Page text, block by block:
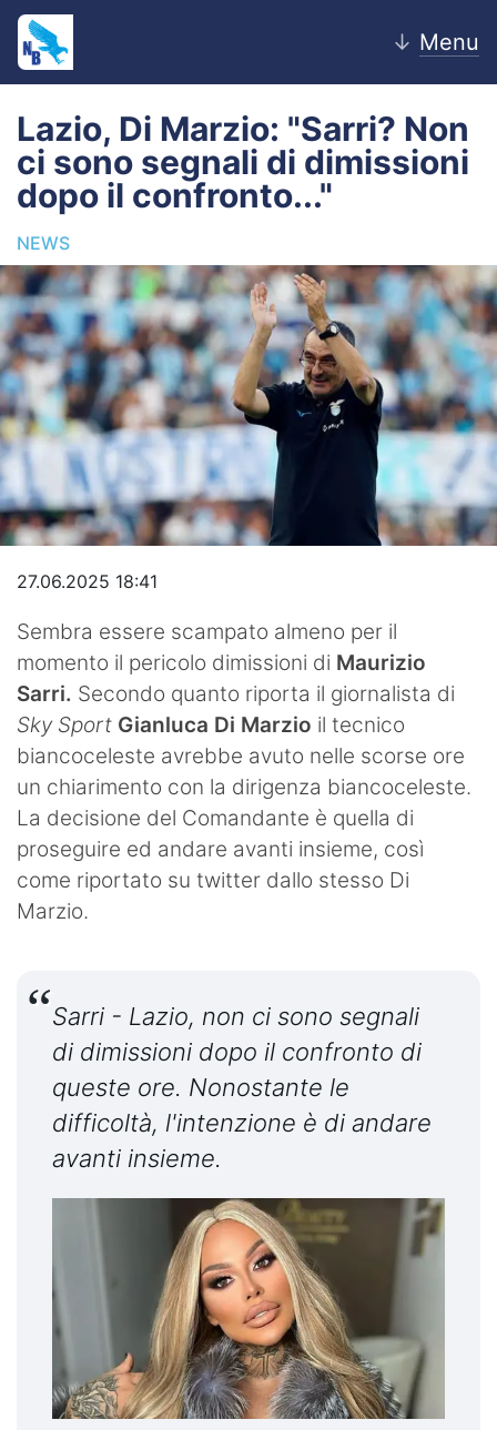
↓ Menu
Home
News
Editoriale
Pagelle
Settore Giovanile
Lazio Women
Calciomercato
Video
Lazio, Di Marzio: "Sarri? Non
ci sono segnali di dimissioni
dopo il confronto..."
NEWS
27.06.2025 18:41
Sembra essere scampato almeno per il
momento il pericolo dimissioni di Maurizio
Sarri. Secondo quanto riporta il giornalista di
Sky Sport Gianluca Di Marzio il tecnico
biancoceleste avrebbe avuto nelle scorse ore
un chiarimento con la dirigenza biancoceleste.
La decisione del Comandante è quella di
proseguire ed andare avanti insieme, così
come riportato su twitter dallo stesso Di
Marzio.
Sarri - Lazio, non ci sono segnali
di dimissioni dopo il confronto di
queste ore. Nonostante le
difficoltà, l'intenzione è di andare
avanti insieme.